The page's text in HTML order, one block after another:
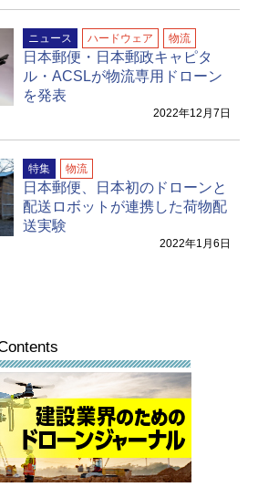
ニュース ハードウェア 物流
日本郵便・日本郵政キャピタ
ル・ACSLが物流専用ドローン
を発表
2022年12月7日
特集 物流
日本郵便、日本初のドローンと
配送ロボットが連携した荷物配
送実験
2022年1月6日